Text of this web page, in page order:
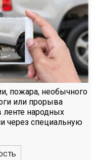
пожара, необычного
или прорыва
ленте народных
через специальную